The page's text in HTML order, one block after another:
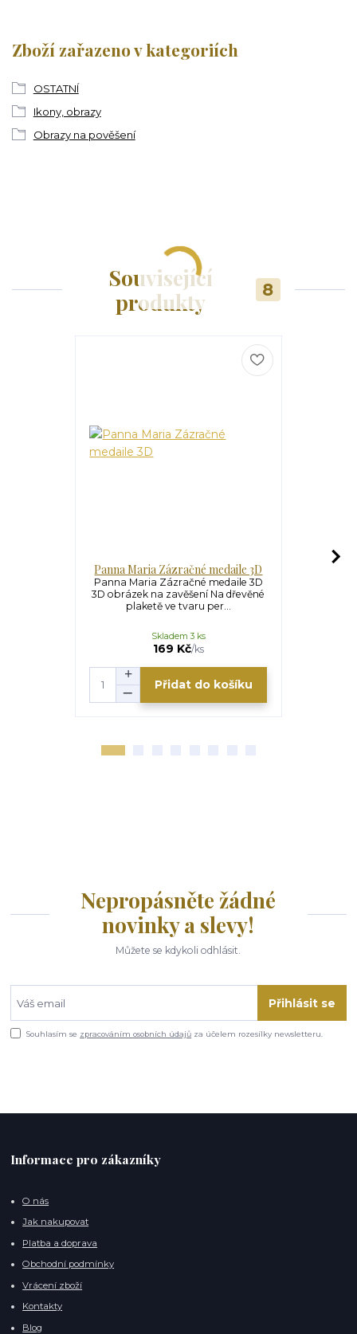
Zboží zařazeno v kategoriích
OSTATNÍ
Ikony, obrazy
Obrazy na pověšení
Související
produkty
8
Panna Maria Zázračné medaile 3D
Panna Maria Zázračné medaile 3D
3D obrázek na zavěšení Na dřevěné
plaketě ve tvaru per...
169 Kč/ks
Skladem 3 ks
Přidat do košíku
Nepropásněte žádné
novinky a slevy!
Můžete se kdykoli odhlásit.
Přihlásit se
Souhlasím se zpracováním osobních údajů za účelem rozesílky newsletteru.
Informace pro zákazníky
O nás
Jak nakupovat
Platba a doprava
Obchodní podmínky
Vrácení zboží
Kontakty
Blog